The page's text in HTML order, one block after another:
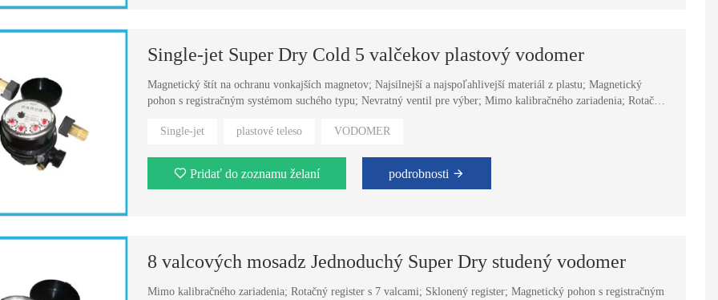
Single-jet Super Dry Cold 5 valčekov plastový vodomer
Magnetický štít na ochranu vonkajších magnetov; Najsilnejší a najspoľahlivejší materiál z plastu; Magnetický
pohon s registračným systémom suchého typu; Nevratný ventil pre výber; Mimo kalibračného zariadenia; Rotačný
Single-jet
plastové teleso VODOMER
Pridať do zoznamu želaní podrobnosti
8 valcových mosadz Jednoduchý Super Dry studený vodomer
Mimo kalibračného zariadenia; Rotačný register s 7 valcami; Sklonený register; Magnetický pohon s registračným